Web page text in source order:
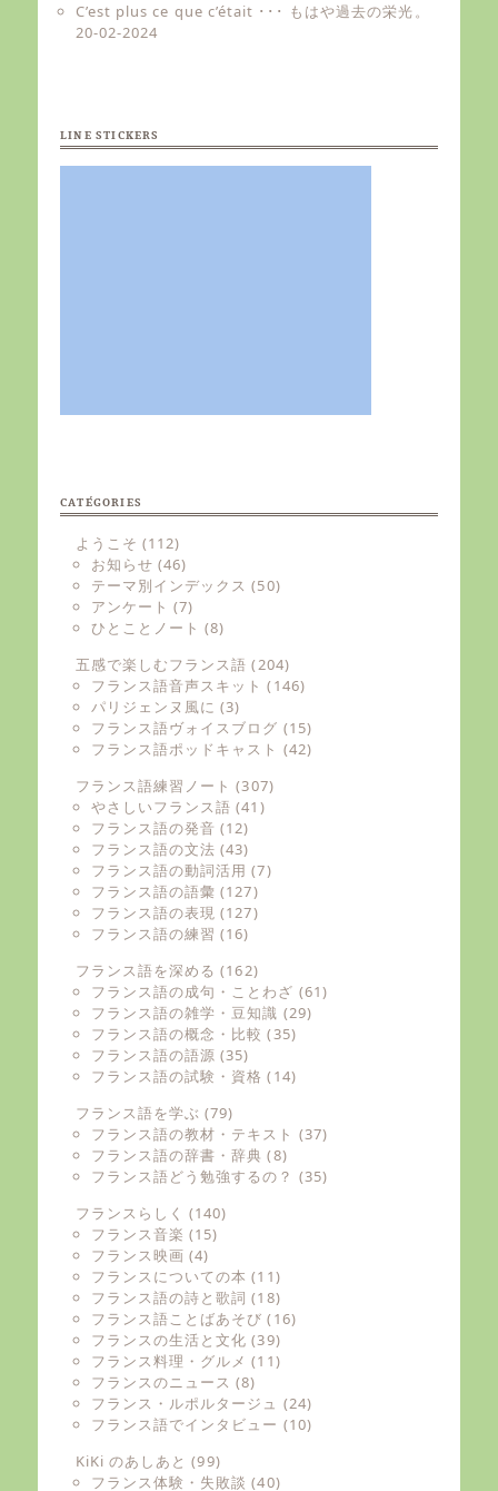
C’est plus ce que c’était ･･･ もはや過去の栄光。
20-02-2024
LINE STICKERS
CATÉGORIES
ようこそ (112)
お知らせ (46)
テーマ別インデックス (50)
アンケート (7)
ひとことノート (8)
五感で楽しむフランス語 (204)
フランス語音声スキット (146)
パリジェンヌ風に (3)
フランス語ヴォイスブログ (15)
フランス語ポッドキャスト (42)
フランス語練習ノート (307)
やさしいフランス語 (41)
フランス語の発音 (12)
フランス語の文法 (43)
フランス語の動詞活用 (7)
フランス語の語彙 (127)
フランス語の表現 (127)
フランス語の練習 (16)
フランス語を深める (162)
フランス語の成句・ことわざ (61)
フランス語の雑学・豆知識 (29)
フランス語の概念・比較 (35)
フランス語の語源 (35)
フランス語の試験・資格 (14)
フランス語を学ぶ (79)
フランス語の教材・テキスト (37)
フランス語の辞書・辞典 (8)
フランス語どう勉強するの？ (35)
フランスらしく (140)
フランス音楽 (15)
フランス映画 (4)
フランスについての本 (11)
フランス語の詩と歌詞 (18)
フランス語ことばあそび (16)
フランスの生活と文化 (39)
フランス料理・グルメ (11)
フランスのニュース (8)
フランス・ルポルタージュ (24)
フランス語でインタビュー (10)
KiKi のあしあと (99)
フランス体験・失敗談 (40)